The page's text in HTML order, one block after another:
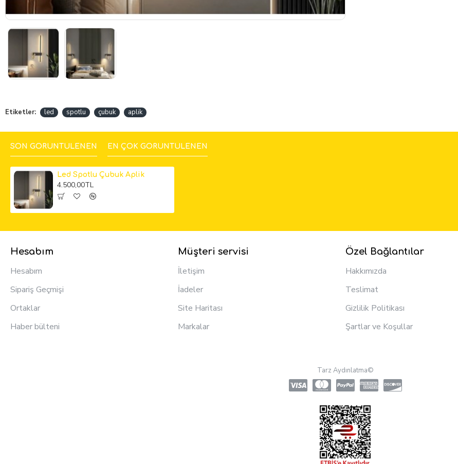
Etiketler: led spotlu çubuk aplik
SON GÖRÜNTÜLENEN EN ÇOK GÖRÜNTÜLENEN
Led Spotlu Çubuk Aplik
4.500,00TL
Hesabım
Hesabım
Sipariş Geçmişi
Ortaklar
Haber bülteni
Müşteri servisi
İletişim
İadeler
Site Haritası
Markalar
Özel Bağlantılar
Hakkımızda
Teslimat
Gizlilik Politikası
Şartlar ve Koşullar
Tarz Aydınlatma©